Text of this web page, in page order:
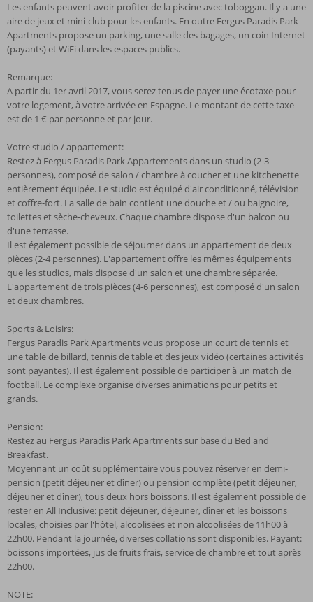
Les enfants peuvent avoir profiter de la piscine avec toboggan. Il y a une
aire de jeux et mini-club pour les enfants. En outre Fergus Paradis Park
Apartments propose un parking, une salle des bagages, un coin Internet
(payants) et WiFi dans les espaces publics.
Remarque:
A partir du 1er avril 2017, vous serez tenus de payer une écotaxe pour
votre logement, à votre arrivée en Espagne. Le montant de cette taxe
est de 1 € par personne et par jour.
Votre studio / appartement:
Restez à Fergus Paradis Park Appartements dans un studio (2-3
personnes), composé de salon / chambre à coucher et une kitchenette
entièrement équipée. Le studio est équipé d'air conditionné, télévision
et coffre-fort. La salle de bain contient une douche et / ou baignoire,
toilettes et sèche-cheveux. Chaque chambre dispose d'un balcon ou
d'une terrasse.
Il est également possible de séjourner dans un appartement de deux
pièces (2-4 personnes). L'appartement offre les mêmes équipements
que les studios, mais dispose d'un salon et une chambre séparée.
L'appartement de trois pièces (4-6 personnes), est composé d'un salon
et deux chambres.
Sports & Loisirs:
Fergus Paradis Park Apartments vous propose un court de tennis et
une table de billard, tennis de table et des jeux vidéo (certaines activités
sont payantes). Il est également possible de participer à un match de
football. Le complexe organise diverses animations pour petits et
grands.
Pension:
Restez au Fergus Paradis Park Apartments sur base du Bed and
Breakfast.
Moyennant un coût supplémentaire vous pouvez réserver en demi-
pension (petit déjeuner et dîner) ou pension complète (petit déjeuner,
déjeuner et dîner), tous deux hors boissons. Il est également possible de
rester en All Inclusive: petit déjeuner, déjeuner, dîner et les boissons
locales, choisies par l'hôtel, alcoolisées et non alcoolisées de 11h00 à
22h00. Pendant la journée, diverses collations sont disponibles. Payant:
boissons importées, jus de fruits frais, service de chambre et tout après
22h00.
NOTE: